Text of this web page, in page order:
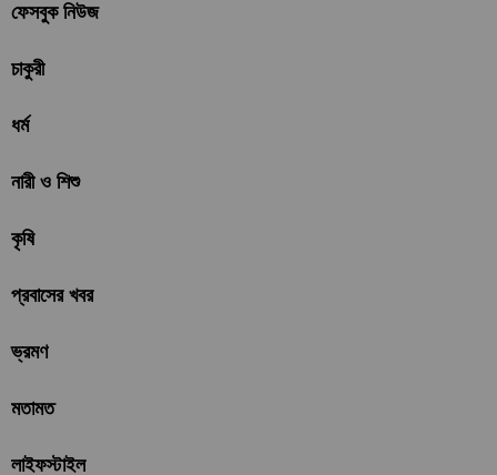
ফেসবুক নিউজ
চাকুরী
ধর্ম
নারী ও শিশু
কৃষি
প্রবাসের খবর
ভ্রমণ
মতামত
লাইফস্টাইল